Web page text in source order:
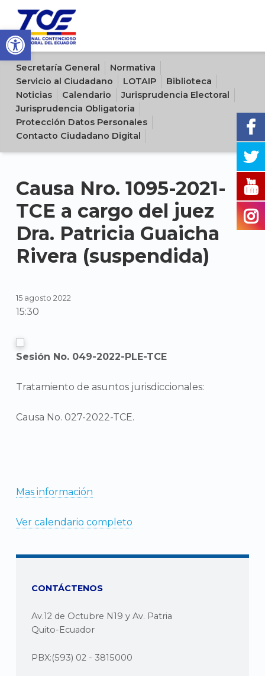
Open toolbar
Sitio oficial del Tribunal Contencioso Electoral del Ecuador
Secretaría General
Normativa
Servicio al Ciudadano
LOTAIP
Biblioteca
Noticias
Calendario
Jurisprudencia Electoral
Jurisprudencia Obligatoria
Protección Datos Personales
Contacto Ciudadano Digital
Causa Nro. 1095-2021-
TCE a cargo del juez
Dra. Patricia Guaicha
Rivera (suspendida)
15 agosto 2022
15:30
Sesión No. 049-2022-PLE-TCE
Tratamiento de asuntos jurisdiccionales:
Causa No. 027-2022-TCE.
Mas información
Ver calendario completo
CONTÁCTENOS
Av.12 de Octubre N19 y Av. Patria
Quito-Ecuador
PBX:(593) 02 - 3815000